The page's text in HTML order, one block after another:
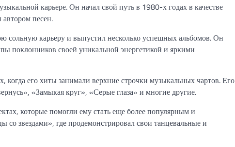
карьере. Он начал свой путь в 1980-х годах в качестве
песен.
карьеру и выпустил несколько успешных альбомов. Он
поклонников своей уникальной энергетикой и яркими
его хиты занимали верхние строчки музыкальных чартов. Его
«Замыкая круг», «Серые глаза» и многие другие.
которые помогли ему стать еще более популярным и
звездами», где продемонстрировал свои танцевальные и